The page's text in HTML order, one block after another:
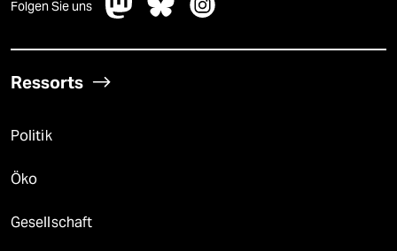
Folgen Sie uns
Ressorts
Politik
Öko
Gesellschaft